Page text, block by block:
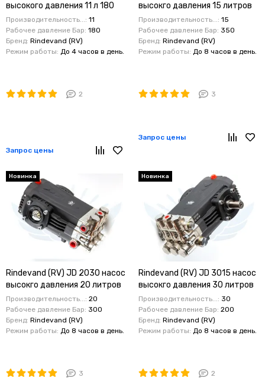
высокого давления 11 л 180
бар интегрированный
регулятор бензопривод
Производительность...: 11
Рабочее давление Бар: 180
Бренд: Rindevand (RV)
Режим работы: До 4 часов в день.
2
Запрос цены
высокго давления 15 литров
350 бар
Производительность...: 15
Рабочее давление Бар: 350
Бренд: Rindevand (RV)
Режим работы: До 8 часов в день.
3
Запрос цены
Новинка
Rindevand (RV) JD 2030 насос
высокго давления 20 литров
300 бар
Производительность...: 20
Рабочее давление Бар: 300
Бренд: Rindevand (RV)
Режим работы: До 8 часов в день.
3
Новинка
Rindevand (RV) JD 3015 насос
высокго давления 30 литров
200 бар
Производительность...: 30
Рабочее давление Бар: 200
Бренд: Rindevand (RV)
Режим работы: До 8 часов в день.
2